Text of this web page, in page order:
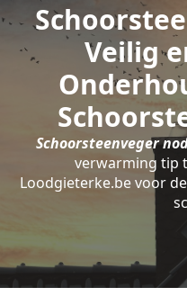
Veilig
Schoorsteenveger
verwarming tip
Loodgieterke.be voor